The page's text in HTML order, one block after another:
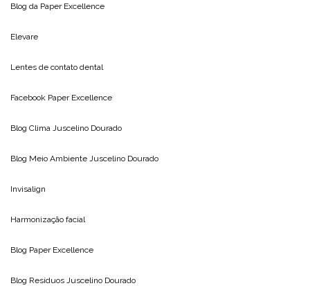
Blog da Paper Excellence
Elevare
Lentes de contato dental
Facebook Paper Excellence
Blog Clima Juscelino Dourado
Blog Meio Ambiente Juscelino Dourado
Invisalign
Harmonização facial
Blog Paper Excellence
Blog Resíduos Juscelino Dourado